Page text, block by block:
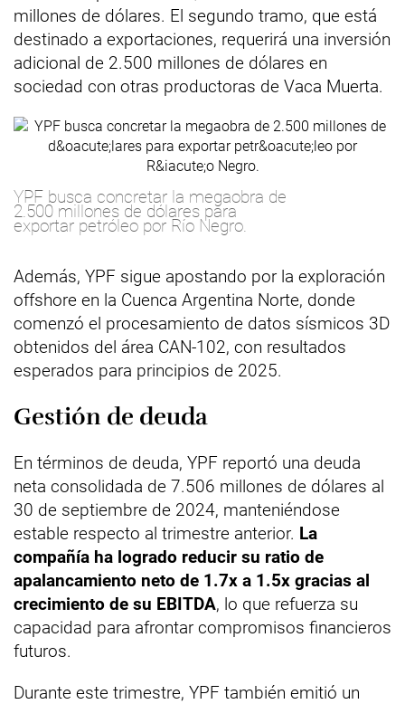
millones de dólares. El segundo tramo, que está
destinado a exportaciones, requerirá una inversión
adicional de 2.500 millones de dólares en
sociedad con otras productoras de Vaca Muerta.
YPF busca concretar la megaobra de
2.500 millones de dólares para
exportar petróleo por Río Negro.
Además, YPF sigue apostando por la exploración
offshore en la Cuenca Argentina Norte, donde
comenzó el procesamiento de datos sísmicos 3D
obtenidos del área CAN-102, con resultados
esperados para principios de 2025.
Gestión de deuda
En términos de deuda, YPF reportó una deuda
neta consolidada de 7.506 millones de dólares al
30 de septiembre de 2024, manteniéndose
estable respecto al trimestre anterior. La
compañía ha logrado reducir su ratio de
apalancamiento neto de 1.7x a 1.5x gracias al
crecimiento de su EBITDA, lo que refuerza su
capacidad para afrontar compromisos financieros
futuros.
Durante este trimestre, YPF también emitió un